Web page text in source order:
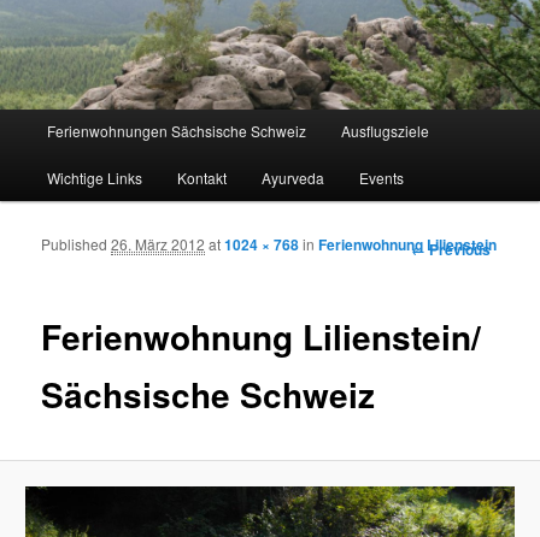
Skip to primary content
Skip to secondary content
Ferienwohnungen Sächsische Schweiz Ausflugsziele
Wichtige Links Kontakt Ayurveda Events
Image
← Previous
Ferienwohnung Lilienstein/
Sächsische Schweiz
Published26. März 2012 at1024 × 768inFerienwohnung Lilienstein